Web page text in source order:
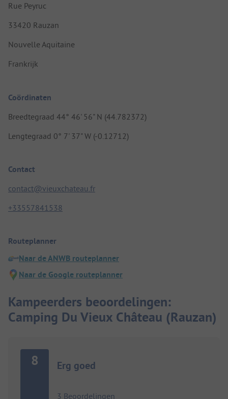
Rue Peyruc
33420 Rauzan
Nouvelle Aquitaine
Frankrijk
Coördinaten
Breedtegraad 44° 46' 56" N (44.782372)
Lengtegraad 0° 7' 37" W (-0.12712)
Contact
contact@vieuxchateau.fr
+33557841538
Routeplanner
Naar de ANWB routeplanner
Naar de Google routeplanner
Kampeerders beoordelingen:
Camping Du Vieux Château (Rauzan)
8 Erg goed
3 Beoordelingen